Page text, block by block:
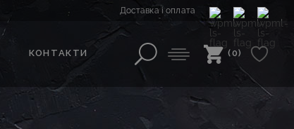
Доставка і оплата
КОНТАКТИ (0)